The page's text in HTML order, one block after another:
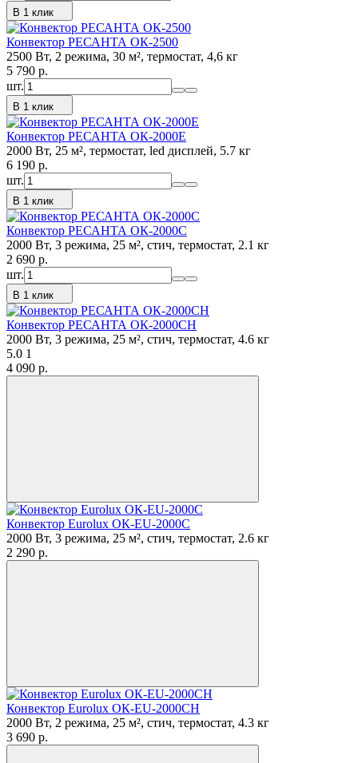
В 1 клик
Конвектор РЕСАНТА ОК-2500
2500 Вт, 2 режима, 30 м², термостат, 4,6 кг
5 790 p.
шт.
В 1 клик
Конвектор РЕСАНТА ОК-2000Е
2000 Вт, 25 м², термостат, led дисплей, 5.7 кг
6 190 p.
шт.
В 1 клик
Конвектор РЕСАНТА ОК-2000С
2000 Вт, 3 режима, 25 м², стич, термостат, 2.1 кг
2 690 p.
шт.
В 1 клик
Конвектор РЕСАНТА ОК-2000СН
2000 Вт, 3 режима, 25 м², стич, термостат, 4.6 кг
5.0 1
4 090 p.
Конвектор Eurolux ОК-EU-2000C
2000 Вт, 3 режима, 25 м², стич, термостат, 2.6 кг
2 290 p.
Конвектор Eurolux ОК-EU-2000CH
2000 Вт, 2 режима, 25 м², стич, термостат, 4.3 кг
3 690 p.